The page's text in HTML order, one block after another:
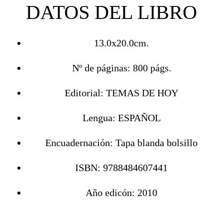
DATOS DEL LIBRO
13.0x20.0cm.
Nº de páginas: 800 págs.
Editorial: TEMAS DE HOY
Lengua: ESPAÑOL
Encuadernación: Tapa blanda bolsillo
ISBN: 9788484607441
Año edicón: 2010